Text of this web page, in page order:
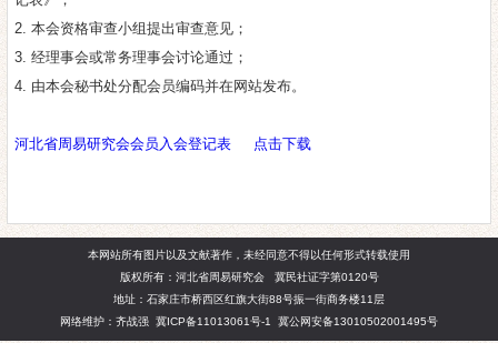
2. 本会资格审查小组提出审查意见；
3. 经理事会或常务理事会讨论通过；
4. 由本会秘书处分配会员编码并在网站发布。
河北省周易研究会会员入会登记表 点击下载
本网站所有图片以及文献著作，未经同意不得以任何形式转载使用
版权所有：河北省周易研究会 冀民社证字第0120号
地址：石家庄市桥西区红旗大街88号振一街商务楼11层
网络维护：齐战强 冀ICP备11013061号-1 冀公网安备13010502001495号